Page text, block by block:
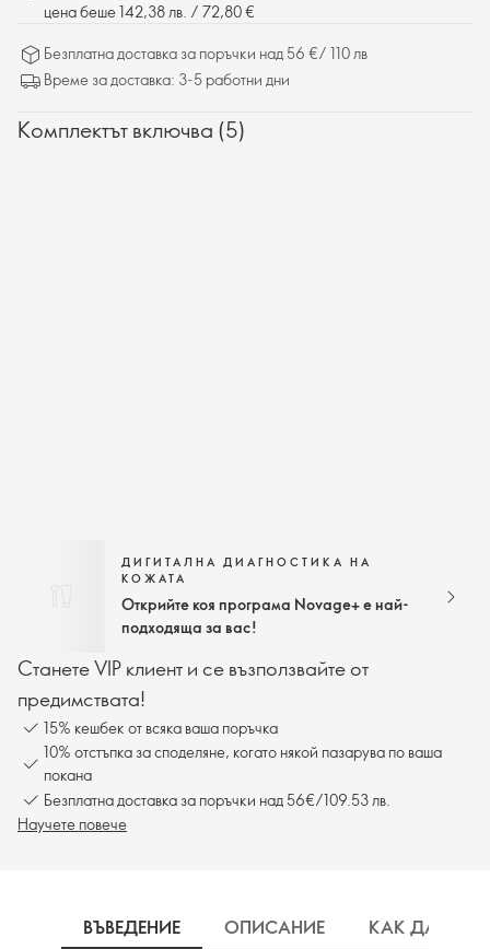
цена беше 142,38 лв. / 72,80 €
Безплатна доставка за поръчки над 56 €/ 110 лв
Време за доставка: 3-5 работни дни
Комплектът включва (5)
ДИГИТАЛНА ДИАГНОСТИКА НА
КОЖАТА
Открийте коя програма Novage+ е най-
подходяща за вас!
Станете VIP клиент и се възползвайте от
предимствата!
15% кешбек от всяка ваша поръчка
10% отстъпка за споделяне, когато някой пазарува по ваша
покана
Безплатна доставка за поръчки над 56€/109.53 лв.
Научете повече
ВЪВЕДЕНИЕ ОПИСАНИЕ КАК ДА